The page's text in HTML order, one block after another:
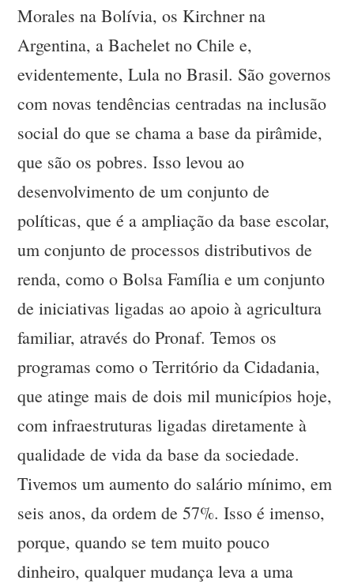
Morales na Bolívia, os Kirchner na
Argentina, a Bachelet no Chile e,
evidentemente, Lula no Brasil. São governos
com novas tendências centradas na inclusão
social do que se chama a base da pirâmide,
que são os pobres. Isso levou ao
desenvolvimento de um conjunto de
políticas, que é a ampliação da base escolar,
um conjunto de processos distributivos de
renda, como o Bolsa Família e um conjunto
de iniciativas ligadas ao apoio à agricultura
familiar, através do Pronaf. Temos os
programas como o Território da Cidadania,
que atinge mais de dois mil municípios hoje,
com infraestruturas ligadas diretamente à
qualidade de vida da base da sociedade.
Tivemos um aumento do salário mínimo, em
seis anos, da ordem de 57%. Isso é imenso,
porque, quando se tem muito pouco
dinheiro, qualquer mudança leva a uma